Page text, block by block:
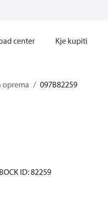
center Kje kupiti
oprema 097B82259
ID: 82259